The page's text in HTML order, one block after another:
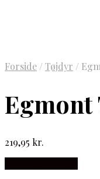
Forside / Tøjdyr /
Egmont
219,95 kr.